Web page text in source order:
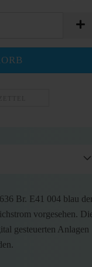
Br. E41 004 blau
vorgesehen.
gesteuerten Anlagen